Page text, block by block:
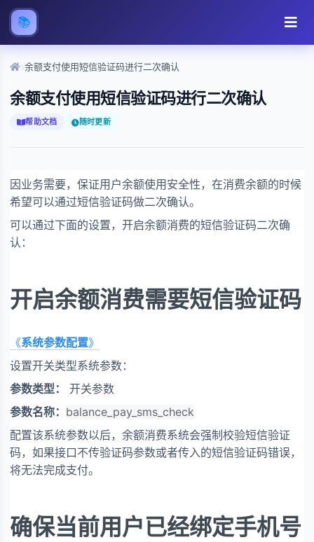
📚
余额支付使用短信验证码进行二次确认
余额支付使用短信验证码进行二次确认
帮助文档 随时更新
因业务需要，保证用户余额使用安全性，在消费余额的时候
希望可以通过短信验证码做二次确认。
可以通过下面的设置，开启余额消费的短信验证码二次确
认：
开启余额消费需要短信验证码
《系统参数配置》
设置开关类型系统参数：
参数类型：
开关参数
参数名称： balance_pay_sms_check
配置该系统参数以后，余额消费系统会强制校验短信验证
码，如果接口不传验证码参数或者传入的短信验证码错误，
将无法完成支付。
确保当前用户已经绑定手机号